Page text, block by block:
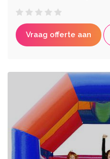
Vraag offerte aan